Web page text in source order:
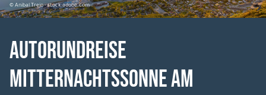
© Anibal Trejo - stock.adobe.com
Autorundreise
Mitternachtssonne am